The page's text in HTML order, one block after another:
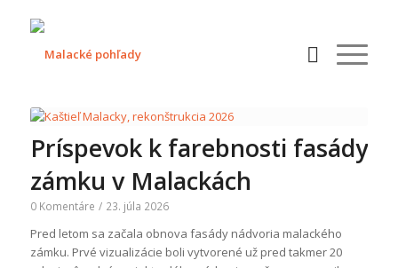
Príspevok k farebnosti fasády
zámku v Malackách
0 Komentáre / 23. júla 2026
Pred letom sa začala obnova fasády nádvoria malackého
zámku. Prvé vizualizácie boli vytvorené už pred takmer 20